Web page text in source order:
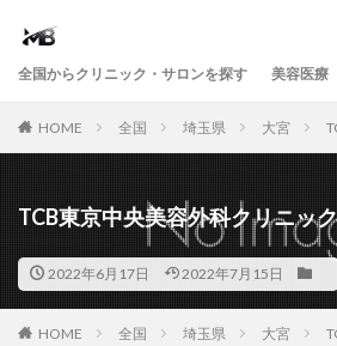
全国からクリニック・サロンを探す 美容医療
HOME 全国 埼玉県 大宮
TCB東京中央美容外科クリニッ
2022年6月17日 2022年7月15日
HOME 全国 埼玉県 大宮